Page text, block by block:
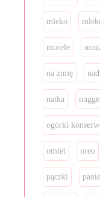
mleko
morele
na zimę
natka
ogórki
omlet oreo
pączki